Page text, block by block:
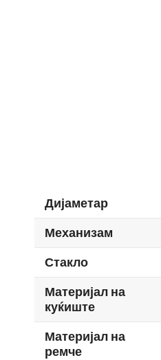
Дијаметар
Механизам
Стакло
Материјал на
куќиште
Материјал на
ремче